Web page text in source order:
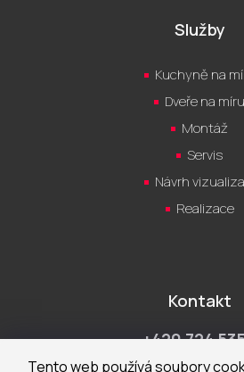
Tento web používá soubory
Služby
Kuchyně na
Dveře na míru
Montáž
Servis
Návrh
Realizace
Kontakt
+420 724
Po-Pá 9:00 -